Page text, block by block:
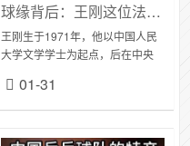
球缘背后：王刚这位法界精英藏着怎样的乒乓哲学？
王刚生于1971年，他以中国人民
大学文学学士为起点，后在中央
生、在北京大学读私募股权投资
高级研修班、在南开大学和清华
01-31